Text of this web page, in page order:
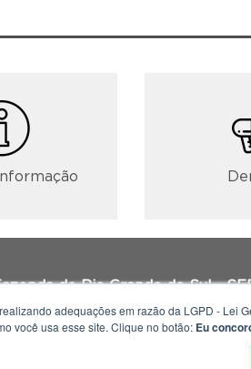
do Rio Grande do Sul -
Porto Alegre | RS
8h30 às 12h e 13h30 às
adequações em razão da LGPD - Lei
você usa esse site. Clique no botão: Eu